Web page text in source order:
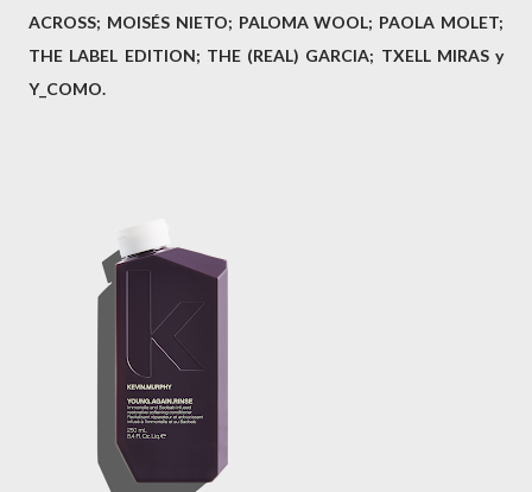
ACROSS; MOISÉS NIETO; PALOMA WOOL; PAOLA MOLET;
THE LABEL EDITION; THE (REAL) GARCIA; TXELL MIRAS y
Y_COMO.